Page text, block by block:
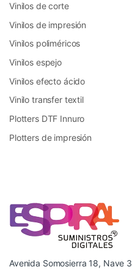
Vinilos de corte
Vinilos de impresión
Vinilos poliméricos
Vinilos espejo
Vinilos efecto ácido
Vinilo transfer textil
Plotters DTF Innuro
Plotters de impresión
Avenida Somosierra 18, Nave 3